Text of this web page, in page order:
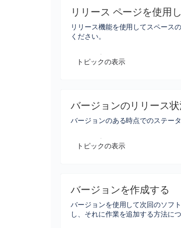
リリース ページを使用
リリース機能を使用してスペース
ください。
トピックの表示
バージョンのリリース
バージョンのある時点でのステー
トピックの表示
バージョンを作成する
バージョンを使用して次回のソフ
し、それに作業を追加する方法に